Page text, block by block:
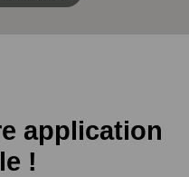
application
!